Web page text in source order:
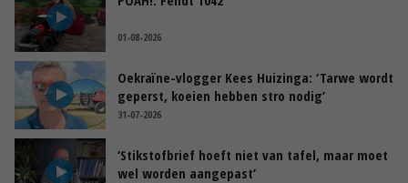
01-08-2026
Oekraïne-vlogger Kees Huizinga: ‘Tarwe wordt
geperst, koeien hebben stro nodig’
31-07-2026
‘Stikstofbrief hoeft niet van tafel, maar moet
wel worden aangepast’